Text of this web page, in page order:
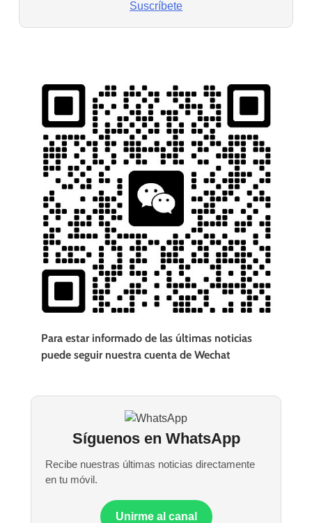
Suscríbete
Para estar informado de las últimas noticias
puede seguir nuestra cuenta de Wechat
Síguenos en WhatsApp
Recibe nuestras últimas noticias directamente
en tu móvil.
Unirme al canal